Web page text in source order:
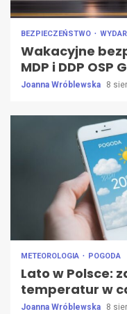
BEZPIECZEŃSTWO
Wakacyjne
MDP i DDP OSP
Joanna Wróblewska 8
METEOROLOGIA POGODA
Lato w Polsce:
temperatur w
Joanna Wróblewska 8